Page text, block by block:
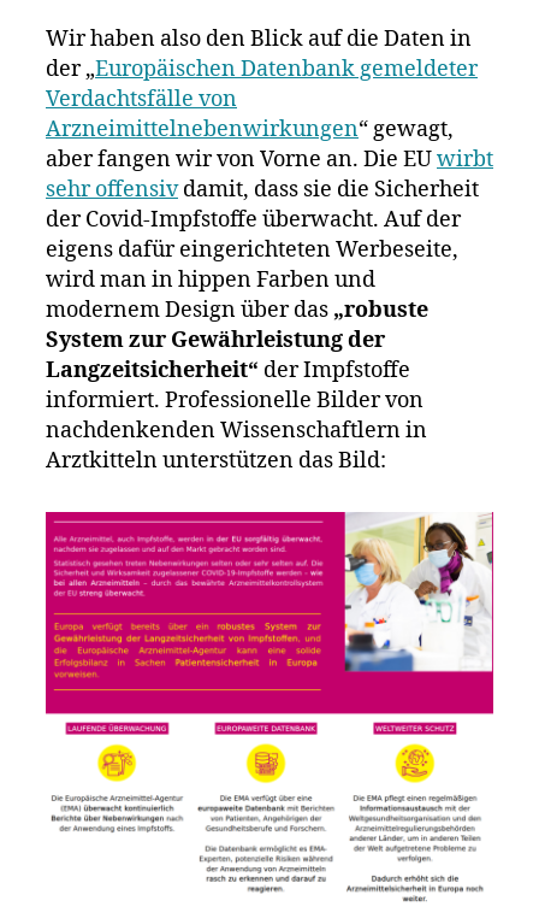
Wir haben also den Blick auf die Daten in
der „Europäischen Datenbank gemeldeter
Verdachtsfälle von
Arzneimittelnebenwirkungen“ gewagt,
aber fangen wir von Vorne an. Die EUwirbt
sehr offensivdamit, dass sie die Sicherheit
der Covid-Impfstoffe überwacht. Auf der
eigens dafür eingerichteten Werbeseite,
wird man in hippen Farben und
modernem Design über das „robuste
System zur Gewährleistung der
Langzeitsicherheit“ der Impfstoffe
informiert. Professionelle Bilder von
nachdenkenden Wissenschaftlern in
Arztkitteln unterstützen das Bild: